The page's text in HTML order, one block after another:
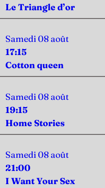
Le Triangle d’or
Samedi 08 août
17:15
Cotton queen
Samedi 08 août
19:15
Home Stories
Samedi 08 août
21:00
I Want Your Sex